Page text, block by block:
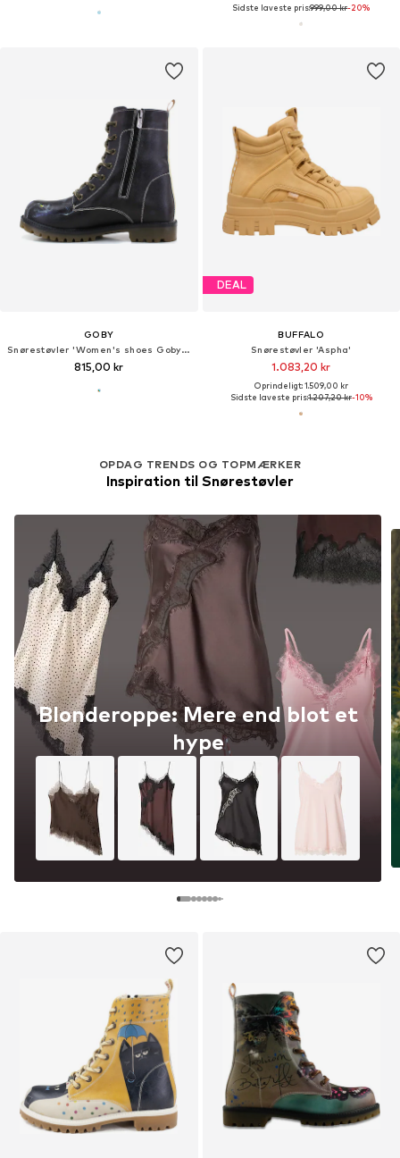
Sidste laveste pris:999,00 kr-20%
GOBY
Snørestøvler 'Women's shoes Goby Ankle boots WMAT149'
815,00 kr
OPDAG TRENDS OG TOPMÆRKER
Inspiration til Snørestøvler
Blonderoppe: Mere end blot et
hype
DEAL
BUFFALO
Snørestøvler 'Aspha'
1.083,20 kr
Oprindeligt: 1.509,00 kr
Sidste laveste pris:1.207,20 kr-10%